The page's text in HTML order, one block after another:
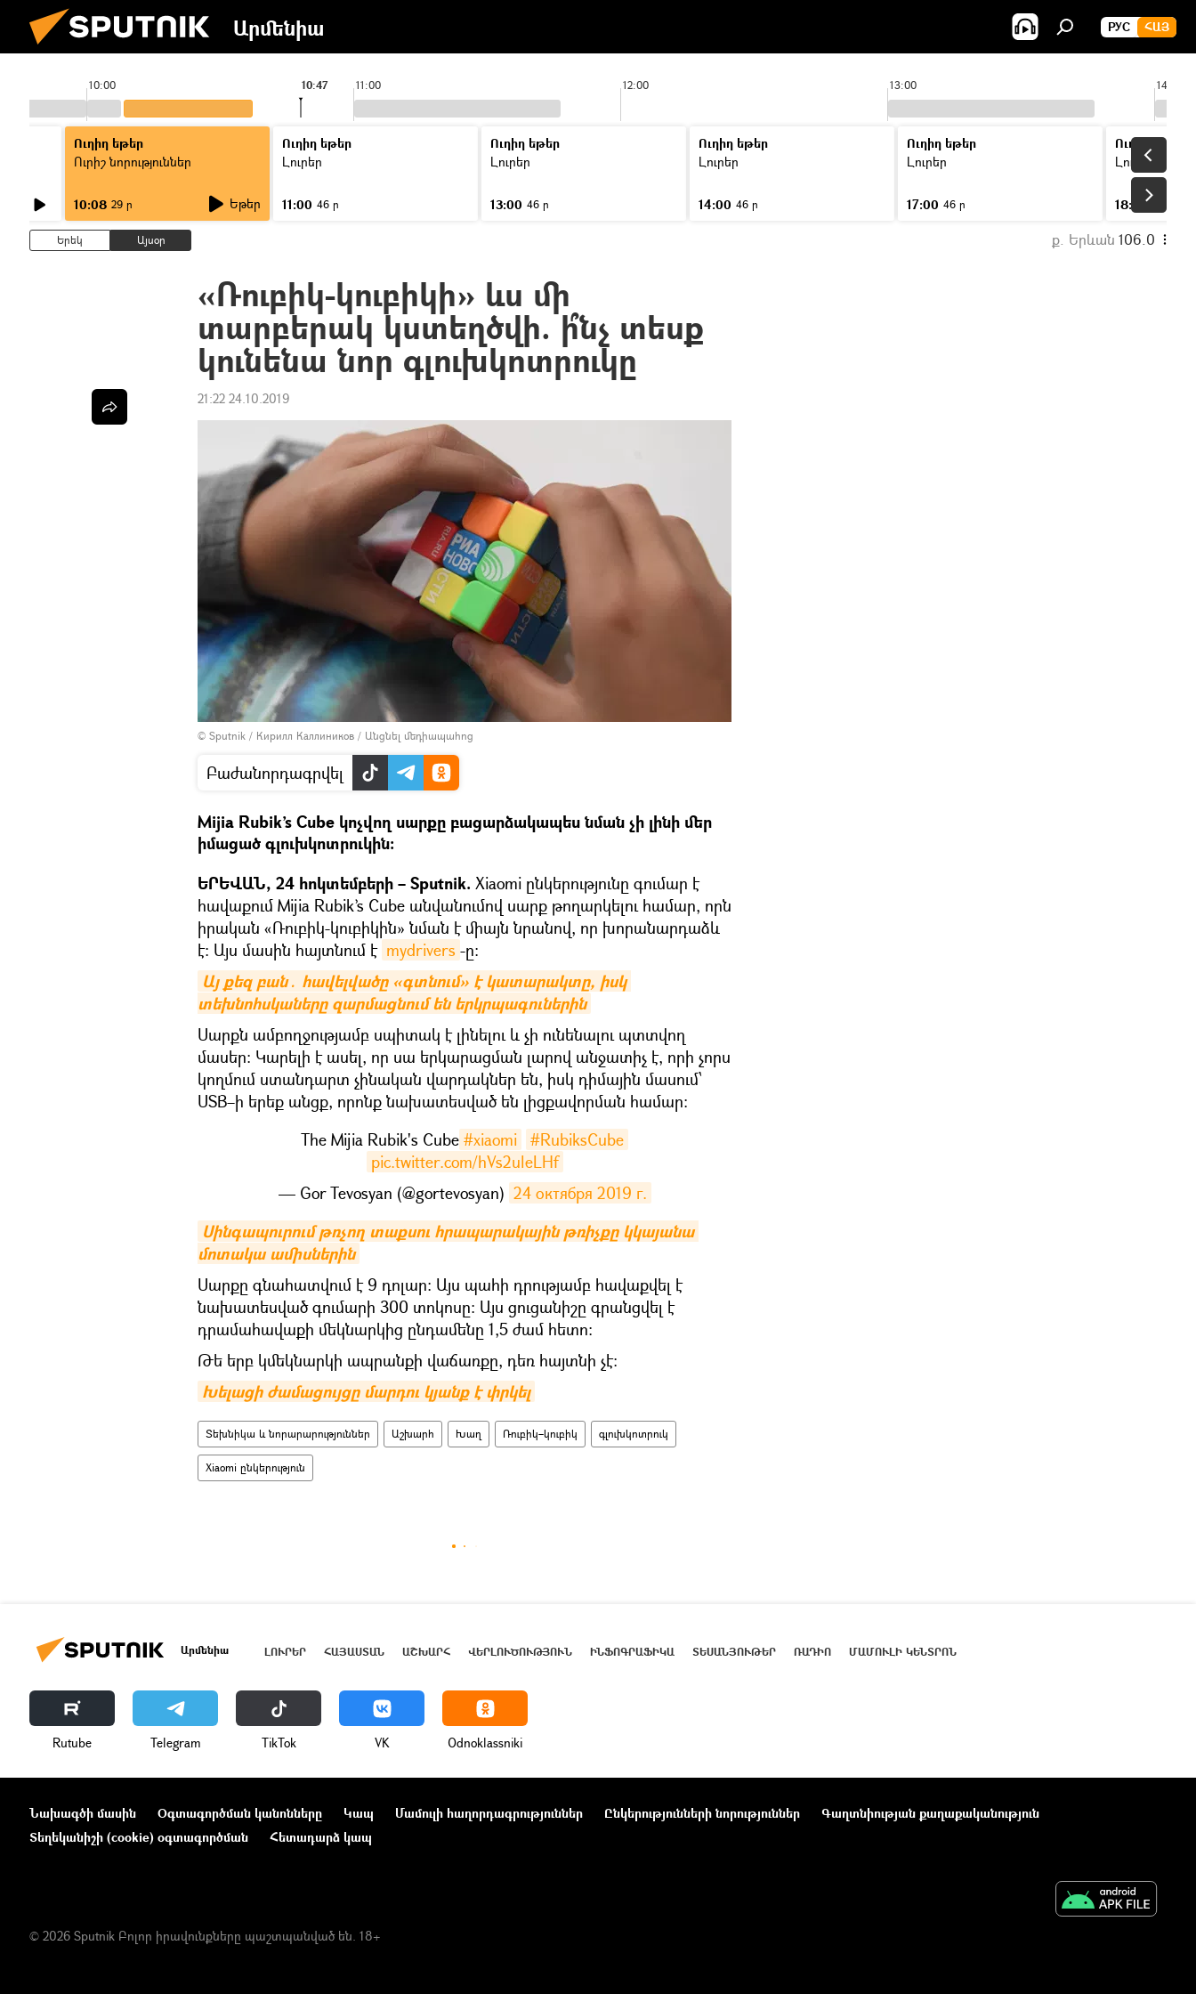
Արմենիա РУС ՀԱՅ
10:00 11:00 12:00 13:00 14:00
10:47
Ուղիղ եթեր
Ուրիշ նորություններ
10:08 29 ր Եթեր
Ուղիղ եթեր
Լուրեր
11:00 46 ր
Ուղիղ եթեր
Լուրեր
13:00 46 ր
Ուղիղ եթեր
Լուրեր
14:00 46 ր
Ուղիղ եթեր
Լուրեր
17:00 46 ր
Ուղիղ եթեր
Լուրեր
18:00
Երեկ Այսօր ք. Երևան 106.0
«Ռուբիկ-կուբիկի» ևս մի
տարբերակ կստեղծվի. ի՞նչ տեսք
կունենա նոր գլուխկոտրուկը
21:22 24.10.2019
© Sputnik / Кирилл Каллиников / Անցնել մեդիապահոց
Բաժանորդագրվել
Mijia Rubik’s Cube կոչվող սարքը բացարձակապես նման չի լինի մեր
իմացած գլուխկոտրուկին։
ԵՐԵՎԱՆ, 24 հոկտեմբերի – Sputnik. Xiaomi ընկերությունը գումար է
հավաքում Mijia Rubik’s Cube անվանումով սարք թողարկելու համար, որն
իրական «Ռուբիկ-կուբիկին» նման է միայն նրանով, որ խորանարդաձև
է։ Այս մասին հայտնում է mydrivers -ը։
Այ քեզ բան․ հավելվածը «գտնում» է կատարակտը, իսկ
տեխնոհսկաները զարմացնում են երկրպագուներին
Սարքն ամբողջությամբ սպիտակ է լինելու և չի ունենալու պտտվող
մասեր։ Կարելի է ասել, որ սա երկարացման լարով անջատիչ է, որի չորս
կողմում ստանդարտ չինական վարդակներ են, իսկ դիմային մասում՝
USB–ի երեք անցք, որոնք նախատեսված են լիցքավորման համար։
The Mijia Rubik's Cube #xiaomi
#RubiksCube
pic.twitter.com/hVs2uleLHf
— Gor Tevosyan (@gortevosyan) 24 октября 2019 г.
Սինգապուրում թռչող տաքսու հրապարակային թռիչքը կկայանա
մոտակա ամիսներին
Սարքը գնահատվում է 9 դոլար։ Այս պահի դրությամբ հավաքվել է
նախատեսված գումարի 300 տոկոսը: Այս ցուցանիշը գրանցվել է
դրամահավաքի մեկնարկից ընդամենը 1,5 ժամ հետո։
Թե երբ կմեկնարկի ապրանքի վաճառքը, դեռ հայտնի չէ։
Խելացի ժամացույցը մարդու կյանք է փրկել
Տեխնիկա և նորարարություններ Աշխարհ Խաղ Ռուբիկ–կուբիկ գլուխկոտրուկ
Xiaomi ընկերություն
Արմենիա ԼՈՒՐԵՐ ՀԱՅԱՍՏԱՆ ԱՇԽԱՐՀ ՎԵՐԼՈՒԾՈՒԹՅՈՒՆ ԻՆՖՈԳՐԱՖԻԿԱ ՏԵՍԱՆՅՈՒԹԵՐ ՌԱԴԻՈ ՄԱՄՈՒԼԻ ԿԵՆՏՐՈՆ
Rutube Telegram ТikТоk VK Odnoklassniki
Նախագծի մասին Օգտագործման կանոնները Կապ Մամուլի հաղորդագրություններ Ընկերությունների նորություններ
Գաղտնիության քաղաքականություն
Տեղեկանիշի (cookie) օգտագործման
Հետադարձ կապ
© 2026 Sputnik Բոլոր իրավունքները պաշտպանված են. 18+